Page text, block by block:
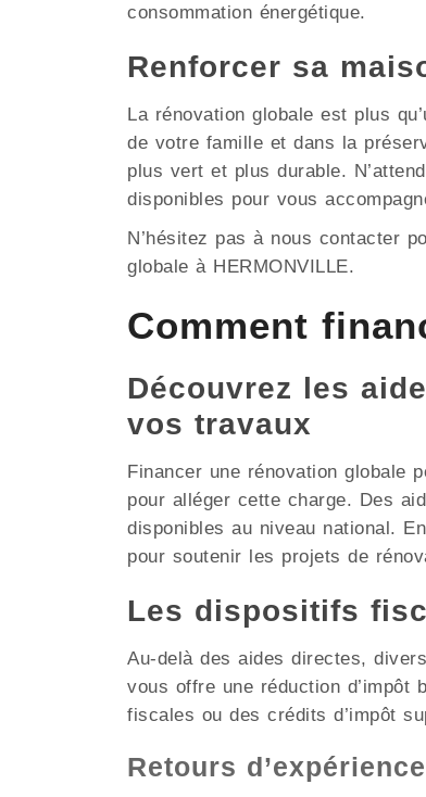
consommation énergétique.
Renforcer sa
La rénovation globale est plus
de votre famille et dans la
plus vert et plus durable.
disponibles pour vous
N’hésitez pas à nous contacter
globale à HERMONVILLE.
Comment
Découvrez les
vos travaux
Financer une rénovation globale
pour alléger cette charge. Des
disponibles au niveau national.
pour soutenir les projets de
Les dispositifs
Au-delà des aides directes,
vous offre une réduction d’impôt
fiscales ou des crédits d’impôt
Retours